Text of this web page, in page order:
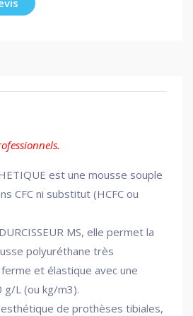
est une mousse souple
CFC ni substitut (HCFC ou
MS, elle permet la
polyuréthane très
et élastique avec une
g/L (ou kg/m3).
de prothèses tibiales,